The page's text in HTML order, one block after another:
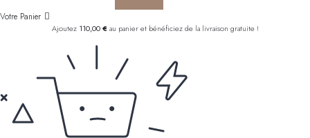
Votre Panier
Ajoutez 110,00€ au panier et bénéficiez de la livraison gratuite !